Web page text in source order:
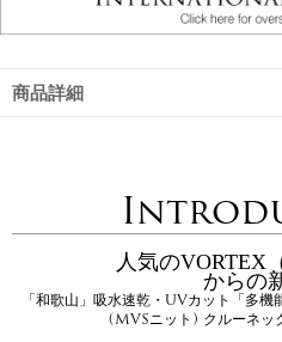
商品詳細
人気のVORTEX
からの
「和歌山」吸水速乾・UVカット「多
(MVSニット) クルーネッ